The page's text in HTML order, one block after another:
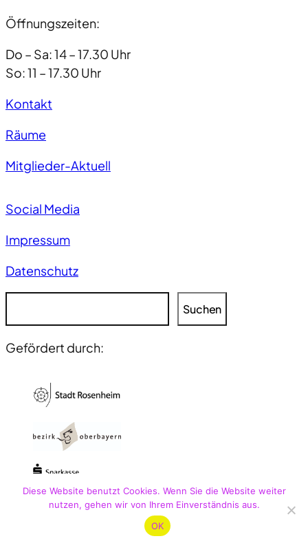
Öffnungszeiten:
Do – Sa: 14 – 17.30 Uhr
So: 11 – 17.30 Uhr
Kontakt
Räume
Mitglieder-Aktuell
Social Media
Impressum
Datenschutz
h
Suchen
Gefördert durch:
Diese Website benutzt Cookies. Wenn Sie die Website weiter
nutzen, gehen wir von Ihrem Einverständnis aus.
OK